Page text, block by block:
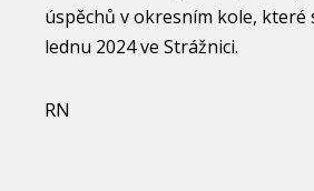
úspěchů v okresním kole, které
lednu 2024 ve Strážnici.
RN